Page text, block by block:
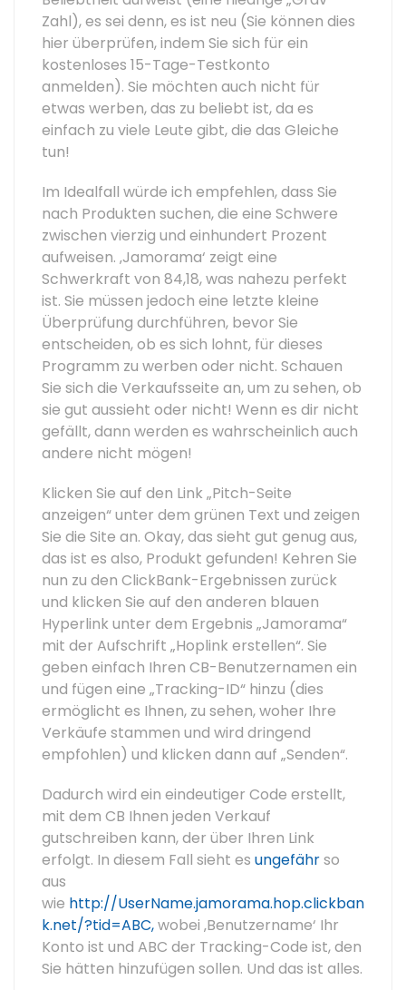
Zahl), es sei denn, es ist neu (Sie können dies
hier überprüfen, indem Sie sich für ein
kostenloses 15-Tage-Testkonto
anmelden). Sie möchten auch nicht für
etwas werben, das zu beliebt ist, da es
einfach zu viele Leute gibt, die das Gleiche
tun!
Im Idealfall würde ich empfehlen, dass Sie
nach Produkten suchen, die eine Schwere
zwischen vierzig und einhundert Prozent
aufweisen. ‚Jamorama‘ zeigt eine
Schwerkraft von 84,18, was nahezu perfekt
ist. Sie müssen jedoch eine letzte kleine
Überprüfung durchführen, bevor Sie
entscheiden, ob es sich lohnt, für dieses
Programm zu werben oder nicht. Schauen
Sie sich die Verkaufsseite an, um zu sehen, ob
sie gut aussieht oder nicht! Wenn es dir nicht
gefällt, dann werden es wahrscheinlich auch
andere nicht mögen!
Klicken Sie auf den Link „Pitch-Seite
anzeigen“ unter dem grünen Text und zeigen
Sie die Site an. Okay, das sieht gut genug aus,
das ist es also, Produkt gefunden! Kehren Sie
nun zu den ClickBank-Ergebnissen zurück
und klicken Sie auf den anderen blauen
Hyperlink unter dem Ergebnis „Jamorama“
mit der Aufschrift „Hoplink erstellen“. Sie
geben einfach Ihren CB-Benutzernamen ein
und fügen eine „Tracking-ID“ hinzu (dies
ermöglicht es Ihnen, zu sehen, woher Ihre
Verkäufe stammen und wird dringend
empfohlen) und klicken dann auf „Senden“.
Dadurch wird ein eindeutiger Code erstellt,
mit dem CB Ihnen jeden Verkauf
gutschreiben kann, der über Ihren Link
erfolgt. In diesem Fall sieht es ungefährso
aus
wie http://UserName.jamorama.hop.clickban
k.net/?tid=ABC,wobei ‚Benutzername‘ Ihr
Konto ist und ABC der Tracking-Code ist, den
Sie hätten hinzufügen sollen. Und das ist alles.